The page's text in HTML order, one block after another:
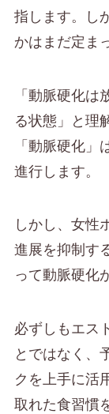
指します。し
かはまだ定ま
「動脈硬化
る状態」と理
「動脈硬化
進行します。
しかし、女性
進展を抑制す
って動脈硬化
必ずしもエス
とではなく、
クを上手に活
取れた食習慣